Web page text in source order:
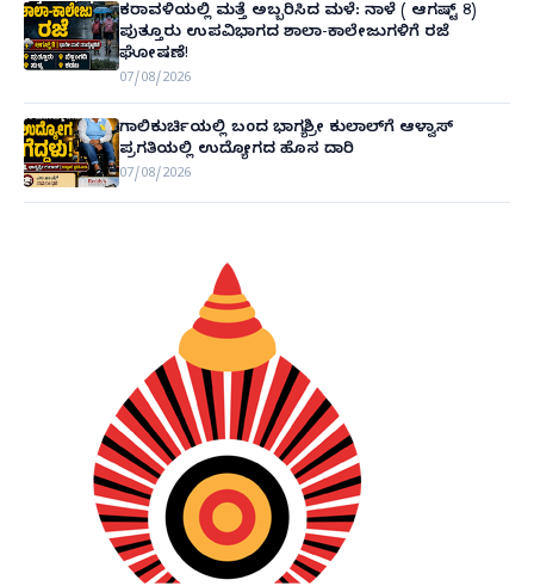
ಕರಾವಳಿಯಲ್ಲಿ ಮತ್ತೆ ಅಬ್ಬರಿಸಿದ ಮಳೆ: ನಾಳೆ ( ಆಗಷ್ಟ್ 8)
ಪುತ್ತೂರು ಉಪವಿಭಾಗದ ಶಾಲಾ-ಕಾಲೇಜುಗಳಿಗೆ ರಜೆ
ಘೋಷಣೆ!
07/08/2026
ಗಾಲಿಕುರ್ಚಿಯಲ್ಲಿ ಬಂದ ಭಾಗ್ಯಶ್ರೀ ಕುಲಾಲ್‌ಗೆ ಆಳ್ವಾಸ್
ಪ್ರಗತಿಯಲ್ಲಿ ಉದ್ಯೋಗದ ಹೊಸ ದಾರಿ
07/08/2026